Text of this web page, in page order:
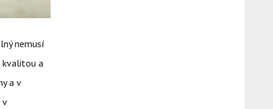
nemusí
kvalitou a
a v
v